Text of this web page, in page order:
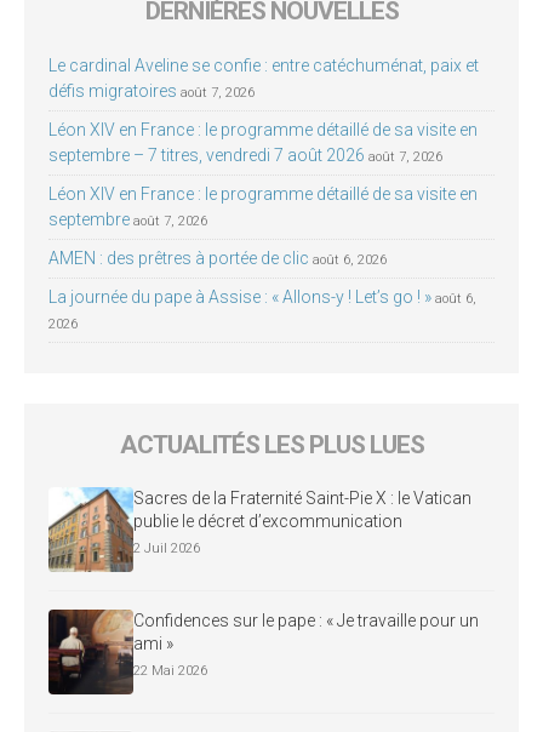
DERNIÈRES NOUVELLES
Le cardinal Aveline se confie : entre catéchuménat, paix et
défis migratoires août 7, 2026
Léon XIV en France : le programme détaillé de sa visite en
septembre – 7 titres, vendredi 7 août 2026 août 7, 2026
Léon XIV en France : le programme détaillé de sa visite en
septembre août 7, 2026
AMEN : des prêtres à portée de clic août 6, 2026
La journée du pape à Assise : « Allons-y ! Let’s go ! » août 6,
2026
ACTUALITÉS LES PLUS LUES
Sacres de la Fraternité Saint-Pie X : le Vatican
publie le décret d’excommunication
2 Juil 2026
Confidences sur le pape : « Je travaille pour un
ami »
22 Mai 2026